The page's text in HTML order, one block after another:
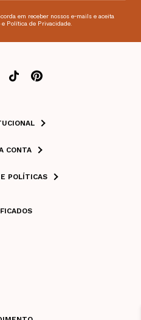
em receber nossos e-mails e aceita
e Política de Privacidade.
CONTA
POLÍTICAS